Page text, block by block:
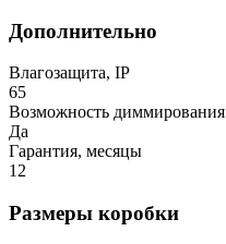
Дополнительно
Влагозащита, IP
65
Возможность диммирования
Да
Гарантия, месяцы
12
Размеры коробки